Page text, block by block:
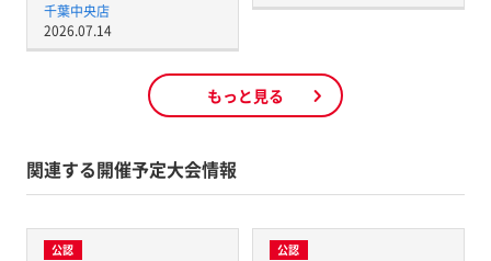
千葉中央店
2026.07.14
もっと見る
関連する開催予定大会情報
公認 公認